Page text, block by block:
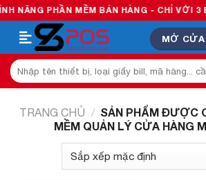
Skip
to
content
NĂNG PHẦN MỀM BÁN HÀNG - CHỈ VỚI 3
MỞ CỬA
Tìm
kiếm:
TRANG CHỦ / SẢN PHẨM ĐƯỢC
MỀM QUẢN LÝ CỬA HÀNG